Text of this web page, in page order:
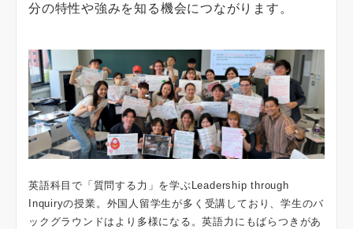
分の特性や強みを知る機会につながります。
英語科目で「質問する力」を学ぶLeadership through
Inquiryの授業。外国人留学生が多く受講しており、学生のバ
ックグラウンドはより多様になる。英語力にもばらつきがあ